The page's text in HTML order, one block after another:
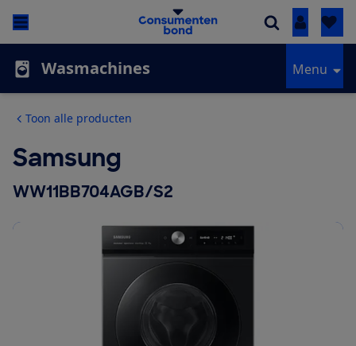
Inloggen
Wasmachines Menu
Toon alle producten
Samsung
WW11BB704AGB/S2